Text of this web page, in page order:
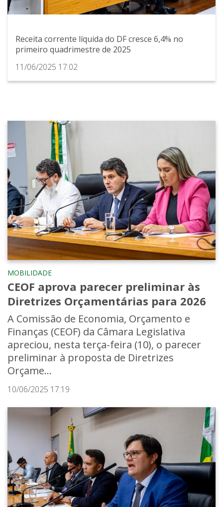
Receita corrente líquida do DF cresce 6,4% no
primeiro quadrimestre de 2025
11/06/2025 17:02
MOBILIDADE
CEOF aprova parecer preliminar às
Diretrizes Orçamentárias para 2026
A Comissão de Economia, Orçamento e
Finanças (CEOF) da Câmara Legislativa
apreciou, nesta terça-feira (10), o parecer
preliminar à proposta de Diretrizes
Orçame...
10/06/2025 17:19